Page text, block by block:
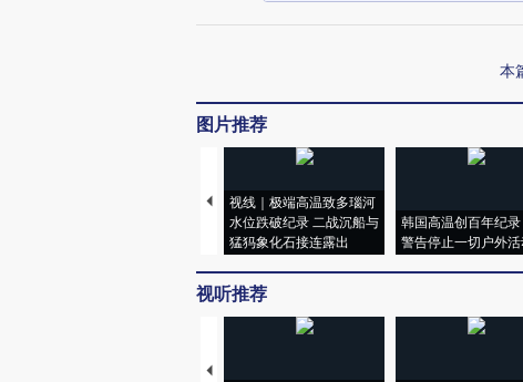
本
图片推荐
视线｜极端高温致多瑙河
水位跌破纪录 二战沉船与
猛犸象化石接连露出
韩国高温创百年纪录
警告停止一切户外活
视听推荐